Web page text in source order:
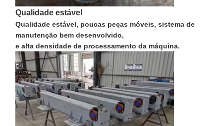
Fábrica
Controle De
Qualidade
Fale
Conosco
Notícias
Todos Os
Converse
Qualidade estável
Qualidade estável, poucas peças móveis, sistema de
manutenção bem desenvolvido,
e alta densidade de processamento da máquina.